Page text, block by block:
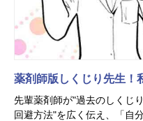
薬剤師版しくじり先生！
先輩薬剤師が"過去のしくじ
回避方法"を広く伝え、「自